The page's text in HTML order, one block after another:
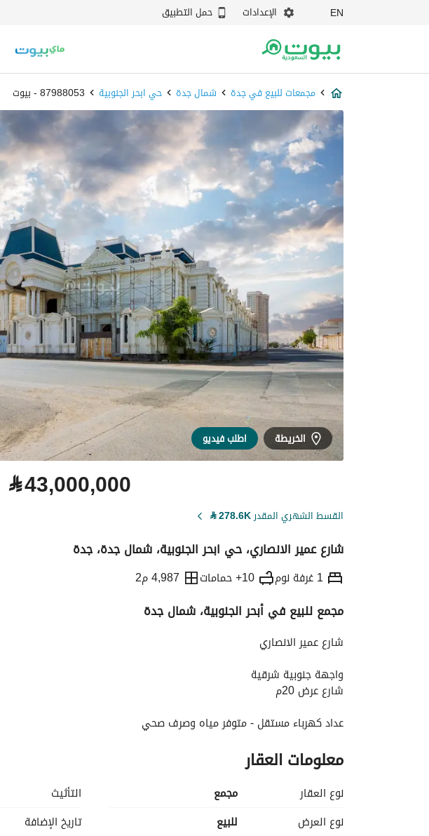
EN الإعدادات حمل التطبيق
مجمعات للبيع في جدة شمال جدة حي ابحر الجنوبية 87988053 - بيوت
الخريطة اطلب فيديو
⃁43,000,000
القسط الشهري المقدر278.6K
⃁
شارع عمير الانصاري، حي ابحر الجنوبية، شمال جدة، جدة
1 غرفة نوم 10+ حمامات 4,987 م2
التفاصيل
مجمع للبيع في أبحر الجنوبية، شمال جدة
شارع عمير الانصاري
واجهة جنوبية شرقية
شارع عرض 20م
عداد كهرباء مستقل - متوفر مياه وصرف صحي
معلومات العقار
نوع العقار
مجمع
نوع العرض
للبيع
التأثيث
تاريخ الإضافة